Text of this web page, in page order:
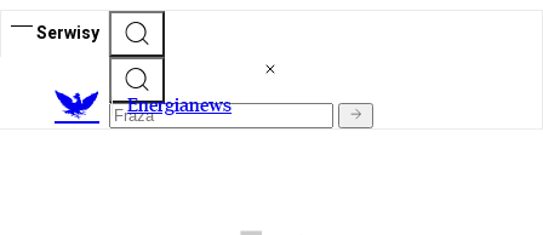
Serwisy
Energianews